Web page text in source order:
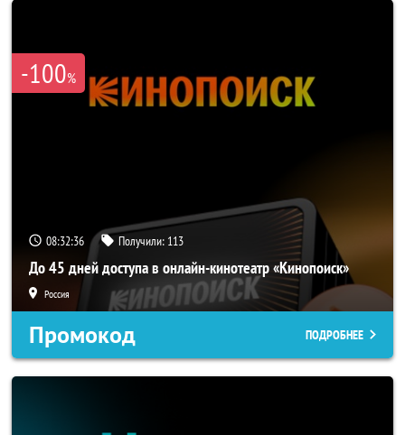
-100%
08:32:35 Получили: 113
До 45 дней доступа в онлайн-кинотеатр «Кинопоиск»
Россия
Промокод ПОДРОБНЕЕ